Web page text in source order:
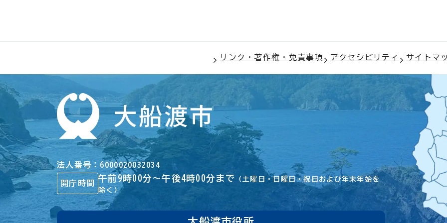
リンク・著作権・免責事項 アクセシビリティ サイトマ
法人番号 6000020032034
開庁時間
午前9時00分～午後4時00分まで （土曜日・日曜日・祝日および年末年始を
除く）